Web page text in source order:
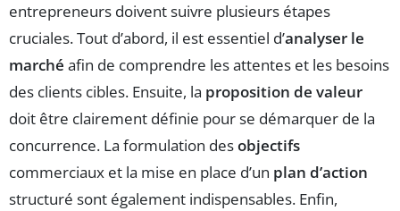
entrepreneurs doivent suivre plusieurs étapes
cruciales. Tout d’abord, il est essentiel d’analyser le
marché afin de comprendre les attentes et les besoins
des clients cibles. Ensuite, la proposition de valeur
doit être clairement définie pour se démarquer de la
concurrence. La formulation desobjectifs
commerciaux et la mise en place d’un plan d’action
structuré sont également indispensables. Enfin,